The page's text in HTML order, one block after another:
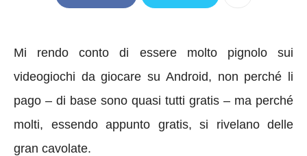
Mi rendo conto di essere molto pignolo sui
videogiochi da giocare su Android, non perché li
pago – di base sono quasi tutti gratis – ma perché
molti, essendo appunto gratis, si rivelano delle
gran cavolate.